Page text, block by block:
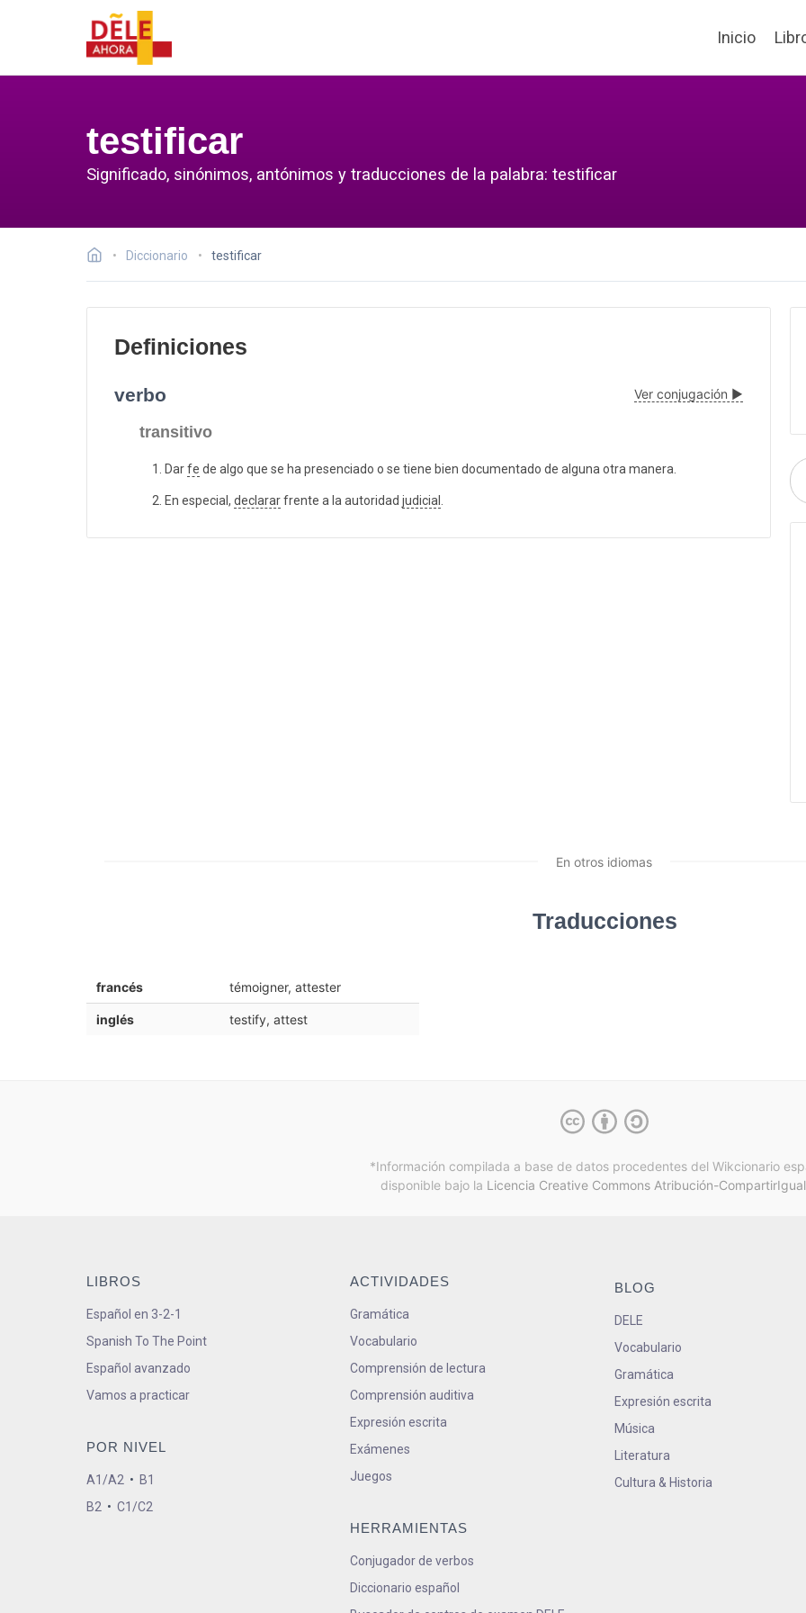
Inicio
testificar
Significado, sinónimos, antónimos y traducciones de la palabra: testificar
Diccionario testificar
Definiciones
verbo Ver conjugación ▶
transitivo
Darfe de algo que se ha presenciado o se tiene bien documentado de alguna otra manera.
En especial, declararfrente a la autoridad judicial .
En otros idiomas
Traducciones
francés témoigner, attester
inglés testify, attest
*Información compilada a base de datos procedentes del Wikcionario
disponible bajo la Licencia Creative Commons Atribución-
LIBROS
Español en 3-2-1
Spanish To The Point
Español avanzado
Vamos a practicar
POR NIVEL
A1/A2 • B1
B2 • C1/C2
ACTIVIDADES
Gramática
Vocabulario
Comprensión de lectura
Comprensión auditiva
Expresión escrita
Exámenes
Juegos
HERRAMIENTAS
Conjugador de verbos
Diccionario español
BLOG
DELE
Vocabulario
Gramática
Expresión escrita
Música
Literatura
Cultura & Historia